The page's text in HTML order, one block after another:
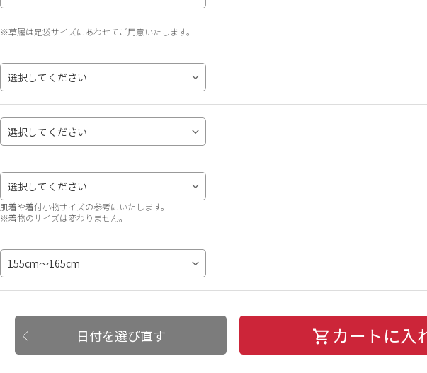
※草履は足袋サイズにあわせてご用意いたします。
肌着や着付小物サイズの参考にいたします。
※着物のサイズは変わりません。
日付を選び直す カートに入